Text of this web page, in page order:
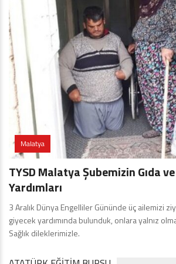
Malatya
TYSD Malatya Şubemizin Gıda
Yardımları
3 Aralık Dünya Engelliler Gününde üç ailemizi
giyecek yardımında bulunduk, onlara yalnız
Sağlık dileklerimizle.